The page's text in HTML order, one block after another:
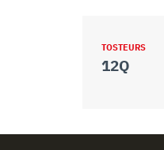
TOSTEURS
12Q